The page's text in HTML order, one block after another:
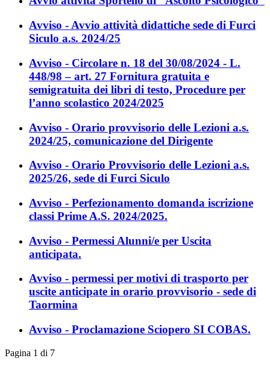
Avviso - Avvio attività didattiche sede di Furci
Siculo a.s. 2024/25
Avviso - Circolare n. 18 del 30/08/2024 - L.
448/98 – art. 27 Fornitura gratuita e
semigratuita dei libri di testo, Procedure per
l’anno scolastico 2024/2025
Avviso - Orario provvisorio delle Lezioni a.s.
2024/25, comunicazione del Dirigente
Avviso - Orario Provvisorio delle Lezioni a.s.
2025/26, sede di Furci Siculo
Avviso - Perfezionamento domanda iscrizione
classi Prime A.S. 2024/2025.
Avviso - Permessi Alunni/e per Uscita
anticipata.
Avviso - permessi per motivi di trasporto per
uscite anticipate in orario provvisorio - sede di
Taormina
Avviso - Proclamazione Sciopero SI COBAS.
Pagina 1 di 7